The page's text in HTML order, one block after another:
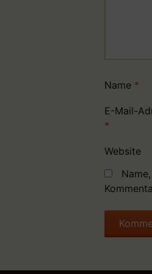
Name *
E-Mail-
*
Website